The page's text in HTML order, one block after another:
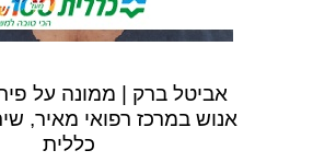
אביטל ברק | ממונה על
אנוש במרכז רפואי מאיר,
כללית